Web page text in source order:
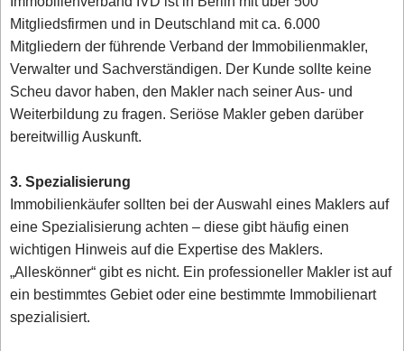
Mitgliedsfirmen und in Deutschland mit ca. 6.000
Mitgliedern der führende Verband der Immobilienmakler,
Verwalter und Sachverständigen. Der Kunde sollte keine
Scheu davor haben, den Makler nach seiner Aus- und
Weiterbildung zu fragen. Seriöse Makler geben darüber
bereitwillig Auskunft.
3. Spezialisierung
Immobilienkäufer sollten bei der Auswahl eines Maklers auf
eine Spezialisierung achten – diese gibt häufig einen
wichtigen Hinweis auf die Expertise des Maklers.
„Alleskönner“ gibt es nicht. Ein professioneller Makler ist auf
ein bestimmtes Gebiet oder eine bestimmte Immobilienart
spezialisiert.